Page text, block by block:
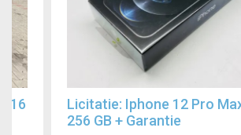
Licitatie: Iphone 12 Pro
256 GB + Garantie